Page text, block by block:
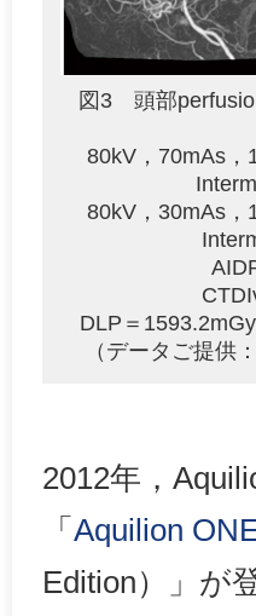
図3 頭部
80kV，70mAs，
80kV，30mAs，
DLP＝
（データご提供
2012年，
「 Aquilion
Edition）」が